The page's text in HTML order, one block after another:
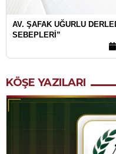
AV. ŞAFAK UĞURLU
SEBEPLERI”
KÖŞE YAZILARI